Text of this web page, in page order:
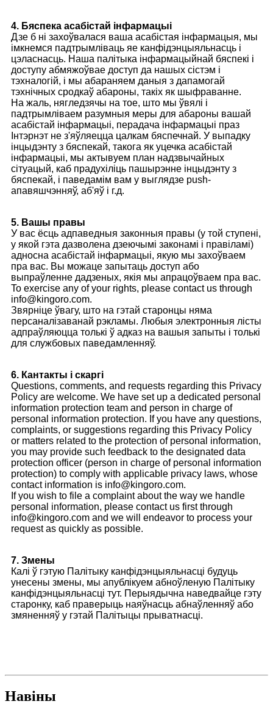
4. Бяспека асабістай інфармацыі
Дзе б ні захоўвалася ваша асабістая інфармацыя, мы
імкнемся падтрымліваць яе канфідэнцыяльнасць і
цэласнасць. Наша палітыка інфармацыйнай бяспекі і
доступу абмяжоўвае доступ да нашых сістэм і
тэхналогій, і мы абараняем даныя з дапамогай
тэхнічных сродкаў абароны, такіх як шыфраванне.
На жаль, нягледзячы на ​​тое, што мы ўвялі і
падтрымліваем разумныя меры для абароны вашай
асабістай інфармацыі, перадача інфармацыі праз
Інтэрнэт не з'яўляецца цалкам бяспечнай. У выпадку
інцыдэнту з бяспекай, такога як уцечка асабістай
інфармацыі, мы актывуем план надзвычайных
сітуацый, каб прадухіліць пашырэнне інцыдэнту з
бяспекай, і паведамім вам у выглядзе push-
апавяшчэнняў, аб'яў і г.д.
5. Вашы правы
У вас ёсць адпаведныя законныя правы (у той ступені,
у якой гэта дазволена дзеючымі законамі і правіламі)
адносна асабістай інфармацыі, якую мы захоўваем
пра вас. Вы можаце запытаць доступ або
выпраўленне дадзеных, якія мы апрацоўваем пра вас.
To exercise any of your rights, please contact us through
info@kingoro.com.
Звярніце ўвагу, што на гэтай старонцы няма
персаналізаванай рэкламы. Любыя электронныя лісты
адпраўляюцца толькі ў адказ на вашыя запыты і толькі
для службовых паведамленняў.
6. Кантакты і скаргі
Questions, comments, and requests regarding this Privacy
Policy are welcome. We have set up a dedicated personal
information protection team and person in charge of
personal information protection. If you have any questions,
complaints, or suggestions regarding this Privacy Policy
or matters related to the protection of personal information,
you may provide such feedback to the designated data
protection officer (person in charge of personal information
protection) to comply with applicable privacy laws, whose
contact information is info@kingoro.com.
If you wish to file a complaint about the way we handle
personal information, please contact us first through
info@kingoro.com and we will endeavor to process your
request as quickly as possible.
7. Змены
Калі ў гэтую Палітыку канфідэнцыяльнасці будуць
унесены змены, мы апублікуем абноўленую Палітыку
канфідэнцыяльнасці тут. Перыядычна наведвайце гэту
старонку, каб праверыць наяўнасць абнаўленняў або
змяненняў у гэтай Палітыцы прыватнасці.
Навіны